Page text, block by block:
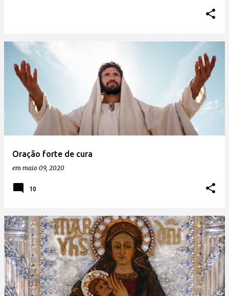
Oração forte de cura
em maio 09, 2020
10